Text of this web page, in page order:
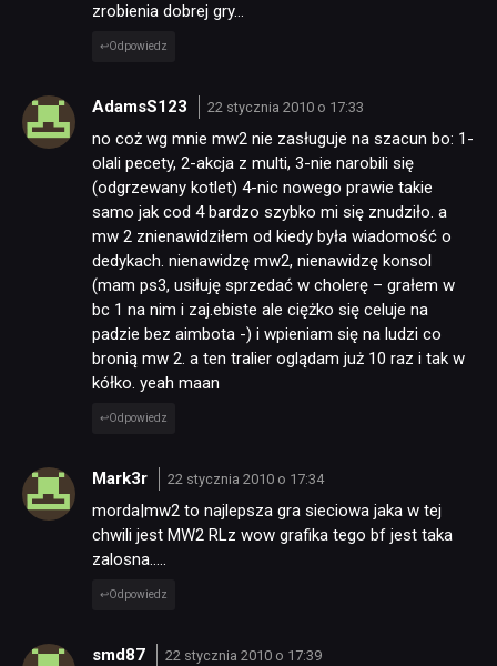
zrobienia dobrej gry…
Odpowiedz
AdamsS123 22 stycznia 2010 o 17:33
no coż wg mnie mw2 nie zasługuje na szacun bo: 1-
olali pecety, 2-akcja z multi, 3-nie narobili się
(odgrzewany kotlet) 4-nic nowego prawie takie
samo jak cod 4 bardzo szybko mi się znudziło. a
mw 2 znienawidziłem od kiedy była wiadomość o
dedykach. nienawidzę mw2, nienawidzę konsol
(mam ps3, usiłuję sprzedać w cholerę – grałem w
bc 1 na nim i zaj.ebiste ale ciężko się celuje na
padzie bez aimbota -) i wpieniam się na ludzi co
bronią mw 2. a ten tralier oglądam już 10 raz i tak w
kółko. yeah maan
Odpowiedz
Mark3r 22 stycznia 2010 o 17:34
morda|mw2 to najlepsza gra sieciowa jaka w tej
chwili jest MW2 RLz wow grafika tego bf jest taka
zalosna…..
Odpowiedz
smd87 22 stycznia 2010 o 17:39